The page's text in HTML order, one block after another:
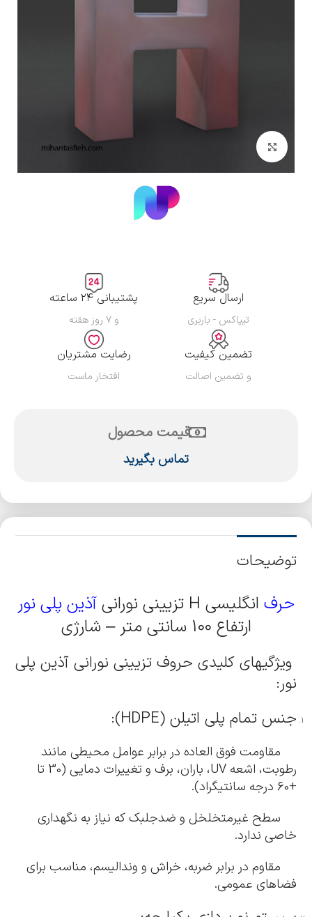
بزرگنمایی تصویر
ارسال سریع
تیپاکس - باربری
پشتیبانی ۲۴ ساعته
و ۷ روز هفته
تضمین کیفیت
و تضمین اصالت
رضایت مشتریان
افتخار ماست
قیمت محصول
تماس بگیرید
توضیحات
حرف انگلیسی H تزیینی نورانی
آذین پلی نور
ارتفاع 100 سانتی متر – شارژی
ویژگیهای کلیدی حروف تزیینی نورانی آذین پلی
نور:
جنس تمام پلی اتیلن (HDPE):
مقاومت فوق العاده در برابر عوامل محیطی مانند
رطوبت، اشعه UV، باران، برف و تغییرات دمایی (30 تا
+60 درجه سانتیگراد).
سطح غیرمتخلخل و ضدجلبک که نیاز به نگهداری
خاصی ندارد.
مقاوم در برابر ضربه، خراش و وندالیسم، مناسب برای
فضاهای عمومی.